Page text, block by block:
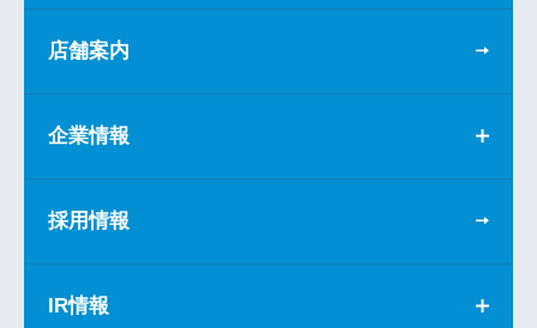
店舗案内
企業情報
採用情報
IR情報